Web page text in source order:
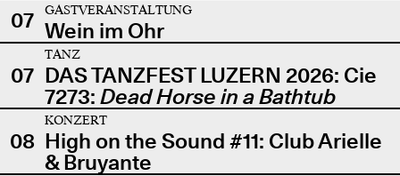
07
GASTVERANSTALTUNG
Wein im Ohr
07
TANZ
DAS TANZFEST LUZERN 2026: Cie
7273: Dead Horse in a Bathtub
08
KONZERT
High on the Sound #11: Club Arielle
& Bruyante